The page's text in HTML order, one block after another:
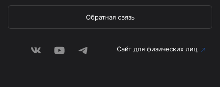
Обратная связь
Сайт для физических лиц